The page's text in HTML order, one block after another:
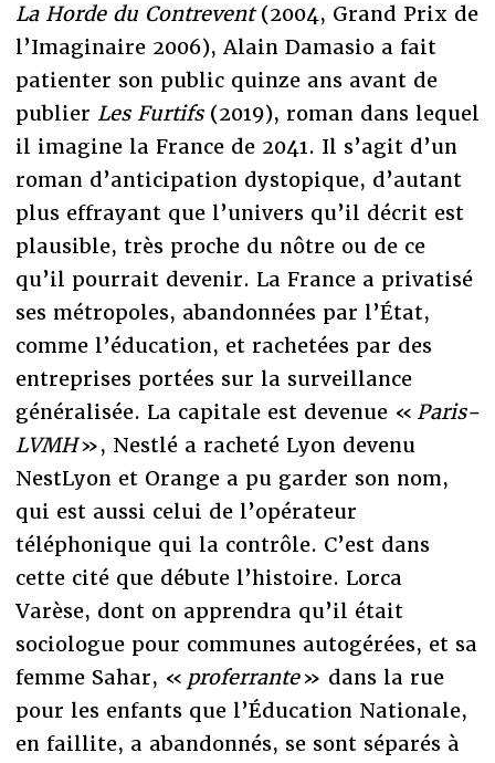
La Horde du Contrevent(2004, Grand Prix de
l’Imaginaire 2006), Alain Damasio a fait
patienter son public quinze ans avant de
publier Les Furtifs(2019), roman dans lequel
il imagine la France de 2041. Il s’agit d’un
roman d’anticipation dystopique, d’autant
plus effrayant que l’univers qu’il décrit est
plausible, très proche du nôtre ou de ce
qu’il pourrait devenir. La France a privatisé
ses métropoles, abandonnées par l’État,
comme l’éducation, et rachetées par des
entreprises portées sur la surveillance
généralisée. La capitale est devenue « Paris-
LVMH», Nestlé a racheté Lyon devenu
NestLyon et Orange a pu garder son nom,
qui est aussi celui de l’opérateur
téléphonique qui la contrôle. C’est dans
cette cité que débute l’histoire. Lorca
Varèse, dont on apprendra qu’il était
sociologue pour communes autogérées, et sa
femme Sahar, « proferrante» dans la rue
pour les enfants que l’Éducation Nationale,
en faillite, a abandonnés, se sont séparés à